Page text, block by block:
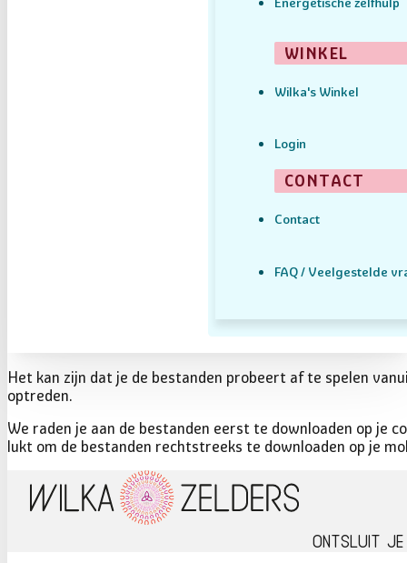
WINKEL
Wilka's Winkel
Login
CONTACT
Contact
FAQ / Veelgestelde
Het kan zijn dat je de bestanden probeert af te spelen
optreden.
We raden je aan de bestanden eerst te downloaden op je
lukt om de bestanden rechtstreeks te downloaden op je
Ontsluit je